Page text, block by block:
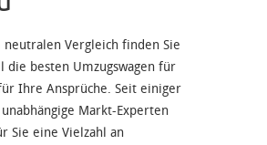
Vergleich finden Sie
die besten Umzugswagen für
Ihre Ansprüche. Seit einiger
Markt-Experten
Sie eine Vielzahl an